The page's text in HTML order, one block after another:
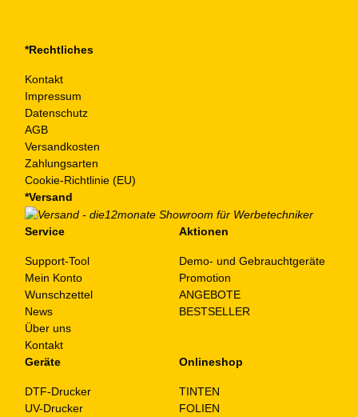
*Rechtliches
Kontakt
Impressum
Datenschutz
AGB
Versandkosten
Zahlungsarten
Cookie-Richtlinie (EU)
*Versand
Service
Support-Tool
Mein Konto
Wunschzettel
News
Über uns
Kontakt
Aktionen
Demo- und Gebrauchtgeräte
Promotion
ANGEBOTE
BESTSELLER
Geräte
DTF-Drucker
UV-Drucker
Onlineshop
TINTEN
FOLIEN